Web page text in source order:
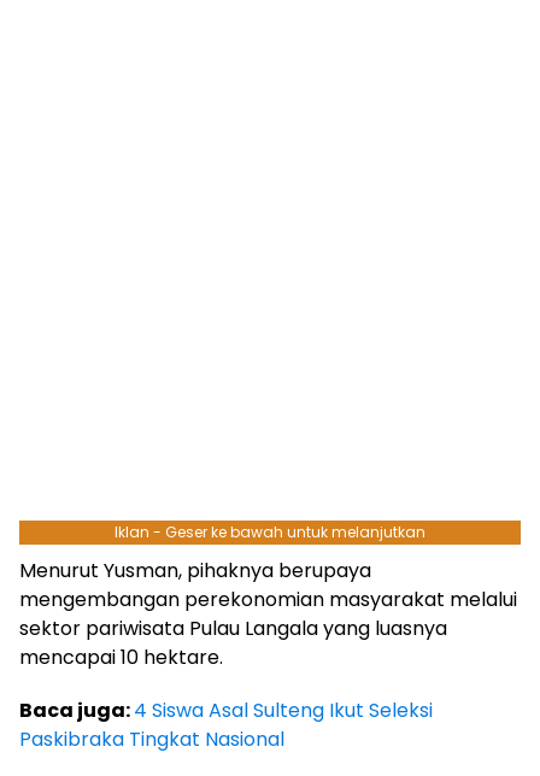
Iklan - Geser ke bawah untuk melanjutkan
Menurut Yusman, pihaknya berupaya
mengembangan perekonomian masyarakat melalui
sektor pariwisata Pulau Langala yang luasnya
mencapai 10 hektare.
Baca juga:4 Siswa Asal Sulteng Ikut Seleksi
Paskibraka Tingkat Nasional